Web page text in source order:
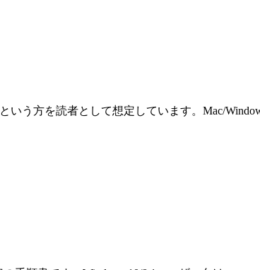
う方を読者として想定しています。Mac/